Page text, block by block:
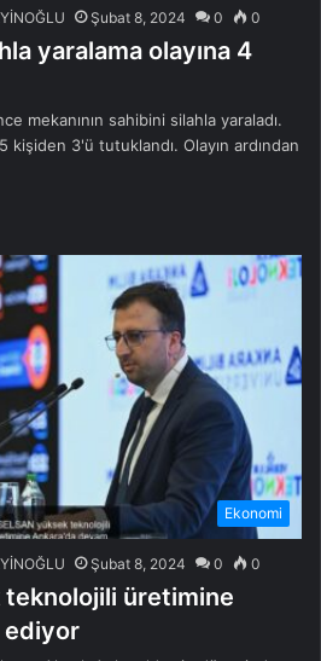
Şubat 8, 2024 0 0
yaralama olayına 4
mekanının sahibini silahla yaraladı.
kişiden 3'ü tutuklandı. Olayın ardından
Ekonomi
Şubat 8, 2024 0 0
teknolojili üretimine
ediyor